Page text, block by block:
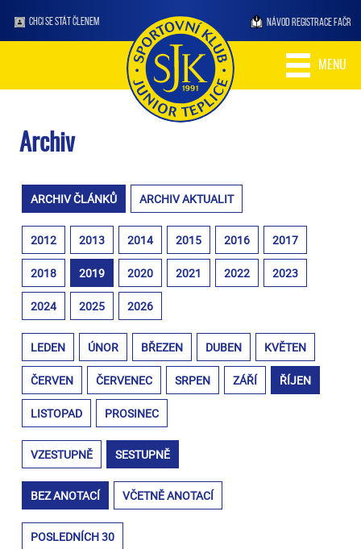
CHCI SE STÁT ČLENEM NÁVOD REGISTRACE FAČR
MENU
Archiv
ARCHIV ČLÁNKŮ ARCHIV AKTUALIT
2012 2013 2014 2015 2016 2017
2018 2019 2020 2021 2022 2023
2024 2025 2026
LEDEN ÚNOR BŘEZEN DUBEN KVĚTEN
ČERVEN ČERVENEC SRPEN ZÁŘÍ ŘÍJEN
LISTOPAD PROSINEC
VZESTUPNĚ SESTUPNĚ
BEZ ANOTACÍ VČETNĚ ANOTACÍ
POSLEDNÍCH 30